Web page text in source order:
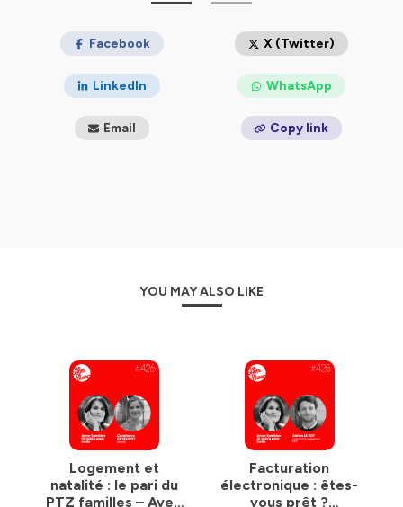
/ SAS VADÉ
Musique Episodes 28 et suivants : SHAM. Propriété
exclusive des Ondes de l'Immo. Toute utilisation
Design : Gauthier Dorgère
Facebook X (Twitter)
LinkedIn WhatsApp
Email Copy link
YOU MAY ALSO LIKE
Logement et
natalité : le pari du
PTZ familles – Avec
Facturation
électronique : êtes-
vous prêt ?